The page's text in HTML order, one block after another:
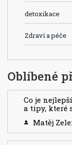
detoxikace
Zdraví a péče
Oblíbené
Co je
a tipy, které
Matěj